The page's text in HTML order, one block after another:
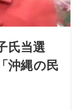
氏当選
沖縄の民